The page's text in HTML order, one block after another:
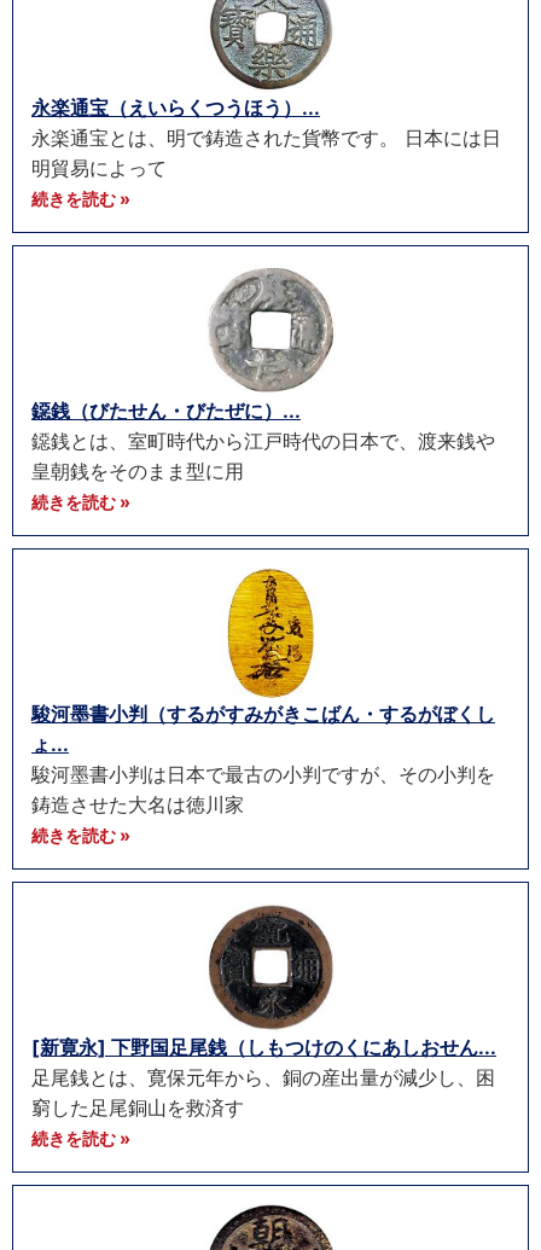
永楽通宝（えいらくつうほう）...
永楽通宝とは、明で鋳造された貨幣です。 日本には日
明貿易によって
続きを読む »
鐚銭（びたせん・びたぜに）...
鐚銭とは、室町時代から江戸時代の日本で、渡来銭や
皇朝銭をそのまま型に用
続きを読む »
駿河墨書小判（するがすみがきこばん・するがぼくし
ょ...
駿河墨書小判は日本で最古の小判ですが、その小判を
鋳造させた大名は徳川家
続きを読む »
[新寛永] 下野国足尾銭（しもつけのくにあしおせん...
足尾銭とは、寛保元年から、銅の産出量が減少し、困
窮した足尾銅山を救済す
続きを読む »